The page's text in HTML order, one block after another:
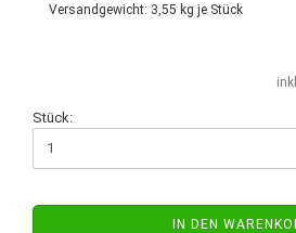
Versandgewicht: 3,55 kg je Stück
Stück:
IN DEN